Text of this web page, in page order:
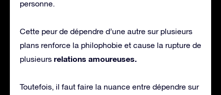
personne.
Cette peur de dépendre d’une autre sur plusieurs
plans renforce la philophobie et cause la rupture de
plusieurs relations amoureuses.
Toutefois, il faut faire la nuance entre dépendre sur